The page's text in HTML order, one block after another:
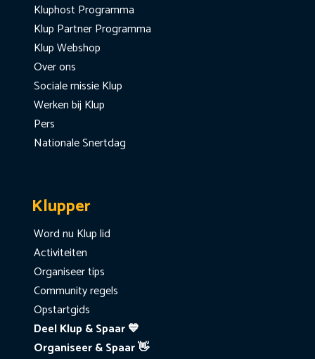
Kluphost Programma
Klup Partner Programma
Klup Webshop
Over ons
Sociale missie Klup
Werken bij Klup
Pers
Nationale Snertdag
Klupper
Word nu Klup lid
Activiteiten
Organiseer tips
Community regels
Opstartgids
Deel Klup & Spaar 💙
Organiseer & Spaar 👋